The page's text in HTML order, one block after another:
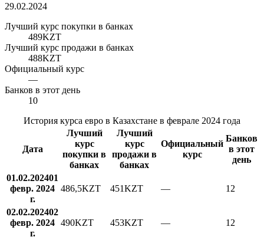
29.02.2024
Лучший курс покупки в банках
489KZT
Лучший курс продажи в банках
488KZT
Официальный курс
—
Банков в этот день
10
История курса евро в Казахстане в феврале 2024 года
Дата
Лучший
курс
покупки в
банках
Лучший
курс
продажи в
банках
Официальный
курс
Банков
в этот
день
01.02.202401
февр. 2024
г.
486,5KZT 451KZT — 12
02.02.202402
февр. 2024
г.
490KZT 453KZT — 12